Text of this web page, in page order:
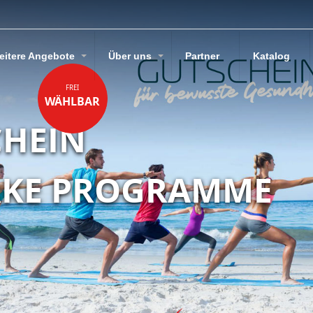
Angebote Über uns Partner Katalog
PROGRAMME
FREI
WÄHLBAR